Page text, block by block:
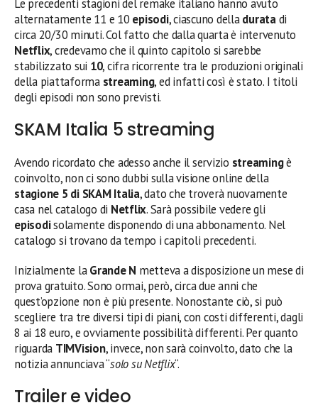
Le precedenti stagioni del remake italiano hanno avuto
alternatamente 11 e 10 episodi, ciascuno delladuratadi
circa 20/30 minuti. Col fatto che dalla quarta è intervenuto
Netflix, credevamo che il quinto capitolo si sarebbe
stabilizzato sui 10, cifra ricorrente tra le produzioni originali
della piattaforma streaming, ed infatti così è stato. I titoli
degli episodi non sono previsti.
SKAM Italia 5 streaming
Avendo ricordato che adesso anche il servizio streamingè
coinvolto, non ci sono dubbi sulla visione online della
stagione 5 di SKAM Italia, dato che troverà nuovamente
casa nel catalogo di Netflix. Sarà possibile vedere gli
episodisolamente disponendo di una abbonamento. Nel
catalogo si trovano da tempo i capitoli precedenti.
Inizialmente laGrande N metteva a disposizione un mese di
prova gratuito. Sono ormai, però, circa due anni che
quest’opzione non è più presente. Nonostante ciò, si può
scegliere tra tre diversi tipi di piani, con costi differenti, dagli
8 ai 18 euro, e ovviamente possibilità differenti. Per quanto
riguarda TIMVision, invece, non sarà coinvolto, dato che la
notizia annunciava “solo su Netflix“.
Trailer e video